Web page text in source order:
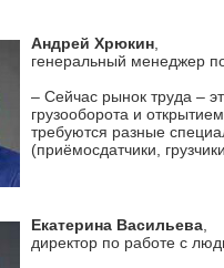
Андрей Хрюкин
генеральный менеджер
– Сейчас рынок труда –
грузооборота и
требуются разные
(приёмосдатчики,
Екатерина Васильева
директор по работе с